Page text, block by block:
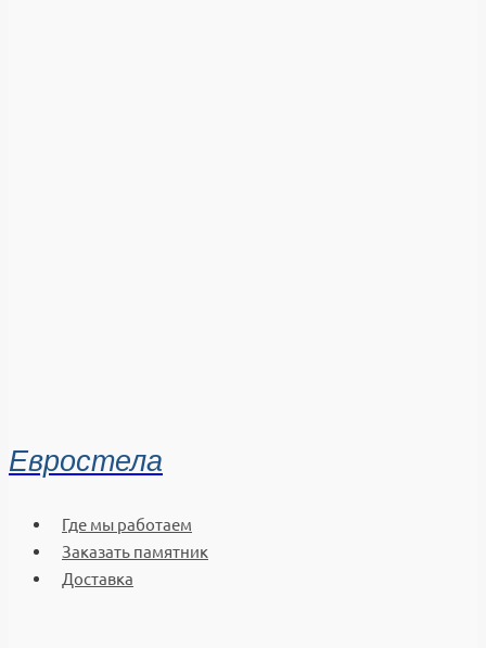
Евростела
Где мы работаем
Заказать памятник
Доставка